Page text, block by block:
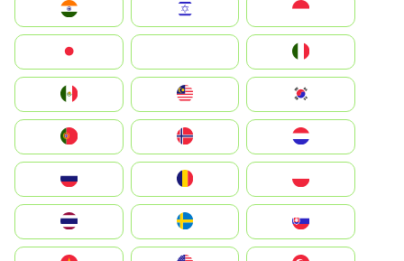
Indonesia
South Korea
Nederland
Portugal
România
Slovensko